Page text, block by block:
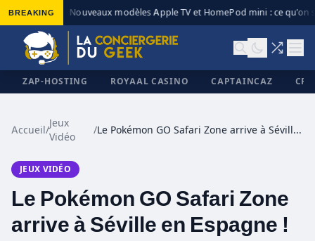
BREAKING Nouveaux modèles Apple TV et HomePod mini : ce qu’on
ZAP-HOSTING ROYAAL CASINO CAPTAINCAZ
Accueil/
Jeux
Vidéo
/ Le Pokémon GO Safari Zone arrive à Séville en Espagne !
JEUX VIDÉO
Le Pokémon GO Safari Zone
arrive à Séville en Espagne !